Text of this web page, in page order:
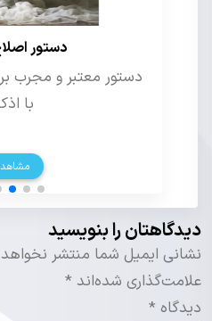
تکمله علما و
نکته از از تبحر آیت
طباطبایی در
دیدگاهتان را بنویسید
نشانی ایمیل شما منتشر
علامت‌گذاری شده‌اند *
دیدگاه *